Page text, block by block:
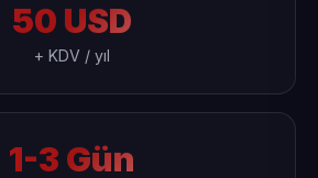
50 USD
+ KDV / yıl
1-3 Gün